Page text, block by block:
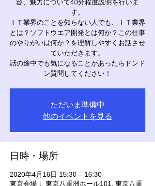
容、魅力について40分程度説明を行いま
す。
ＩＴ業界のことを知らない人でも、ＩＴ業界
とは？ソフトウエア開発とは何か？この仕事
のやりがいは何か？を理解しやすくお話させ
ていただきます。
話の途中でも気になることがあったらドンド
ン質問してください！
ただいま準備中
他のイベントを見る
日時・場所
2020年4月16日 15:30 – 16:30
東京会場： 東京八重洲ホール101, 東京八重